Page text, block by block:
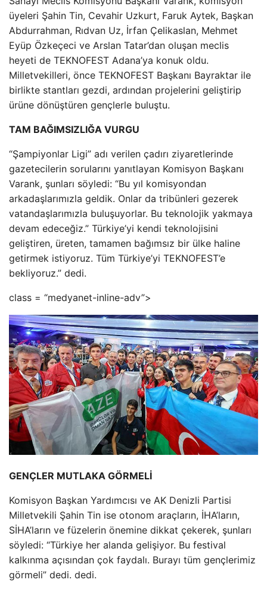
üyeleri Şahin Tin, Cevahir Uzkurt, Faruk Aytek, Başkan
Abdurrahman, Rıdvan Uz, İrfan Çelikaslan, Mehmet
Eyüp Özkeçeci ve Arslan Tatar’dan oluşan meclis
heyeti de TEKNOFEST Adana’ya konuk oldu.
Milletvekilleri, önce TEKNOFEST Başkanı Bayraktar ile
birlikte stantları gezdi, ardından projelerini geliştirip
ürüne dönüştüren gençlerle buluştu.
TAM BAĞIMSIZLIĞA VURGU
“Şampiyonlar Ligi” adı verilen çadırı ziyaretlerinde
gazetecilerin sorularını yanıtlayan Komisyon Başkanı
Varank, şunları söyledi: “Bu yıl komisyondan
arkadaşlarımızla geldik. Onlar da tribünleri gezerek
vatandaşlarımızla buluşuyorlar. Bu teknolojik yakmaya
devam edeceğiz.” Türkiye’yi kendi teknolojisini
geliştiren, üreten, tamamen bağımsız bir ülke haline
getirmek istiyoruz. Tüm Türkiye’yi TEKNOFEST’e
bekliyoruz.” dedi.
class = “medyanet-inline-adv”>
GENÇLER MUTLAKA GÖRMELİ
Komisyon Başkan Yardımcısı ve AK Denizli Partisi
Milletvekili Şahin Tin ise otonom araçların, İHA’ların,
SİHA’ların ve füzelerin önemine dikkat çekerek, şunları
söyledi: “Türkiye her alanda gelişiyor. Bu festival
kalkınma açısından çok faydalı. Burayı tüm gençlerimiz
görmeli” dedi. dedi.